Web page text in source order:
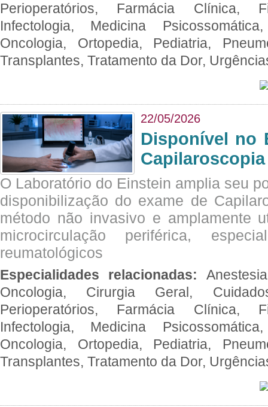
Perioperatórios, Farmácia Clínica,
Infectologia, Medicina
Oncologia, Ortopedia, Pediatria,
Transplantes, Tratamento da Dor,
22/05/2026
Disponível no
O Laboratório do Einstein amplia seu
disponibilização do exame de
método não invasivo e amplamente
microcirculação periférica,
reumatológicos
Especialidades relacionadas:
Oncologia, Cirurgia Geral,
Perioperatórios, Farmácia Clínica,
Infectologia, Medicina
Oncologia, Ortopedia, Pediatria,
Transplantes, Tratamento da Dor,